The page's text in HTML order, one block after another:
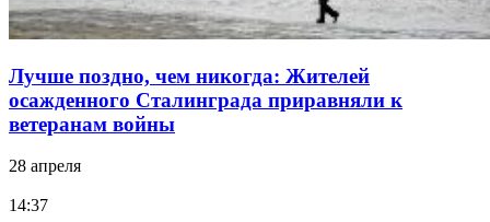
Лучше поздно, чем никогда: Жителей
осажденного Сталинграда приравняли к
ветеранам войны
28 апреля
14:37